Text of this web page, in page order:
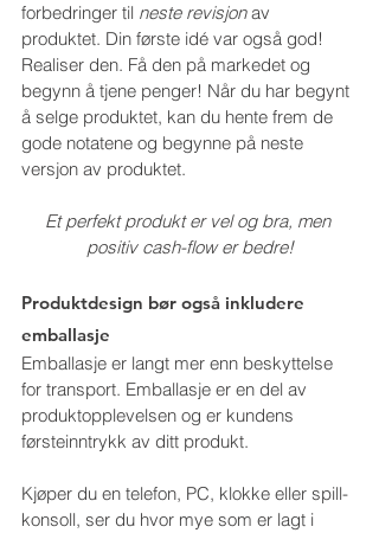
forbedringer til neste revisjon av
produktet. Din første idé var også god!
Realiser den. Få den på markedet og
begynn å tjene penger! Når du har begynt
å selge produktet, kan du hente frem de
gode notatene og begynne på neste
versjon av produktet.
Et perfekt produkt er vel og bra, men
positiv cash-flow er bedre!
Produktdesign bør også inkludere
emballasje
Emballasje er langt mer enn beskyttelse
for transport. Emballasje er en del av
produktopplevelsen og er kundens
førsteinntrykk av ditt produkt.
Kjøper du en telefon, PC, klokke eller spill-
konsoll, ser du hvor mye som er lagt i